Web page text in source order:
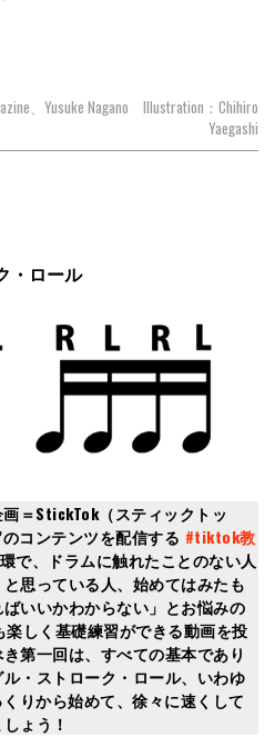
、Yusuke Nagano Illustration：Chihiro
Yaegashi
・ロール
＝StickTok（スティックトッ
コンテンツを配信する #tiktok教
で、ドラムに触れたことのない人
思っている人、始めてはみたも
いいかわからない」とお悩みの
楽しく基礎練習ができる動画を投
第一回は、すべての基本であり
・ストローク・ロール、いわゆ
りから始めて、徐々に速くして
ょう！